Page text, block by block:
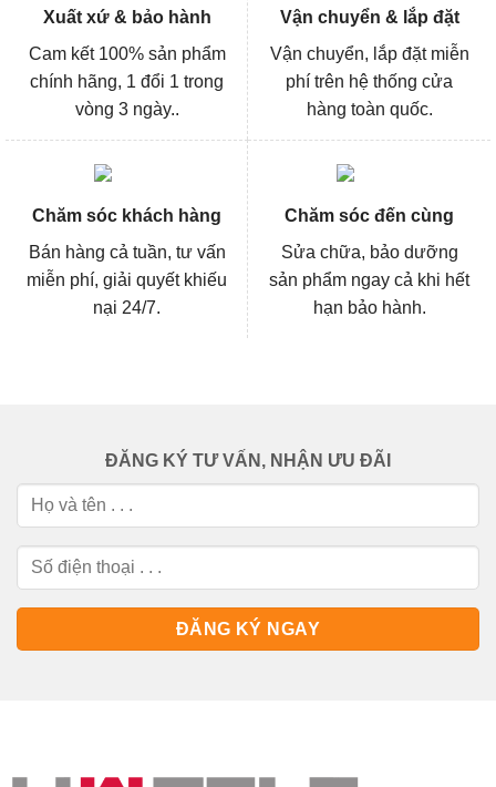
Xuất xứ & bảo hành
Cam kết 100% sản phẩm
chính hãng, 1 đổi 1 trong
vòng 3 ngày..
Vận chuyển & lắp đặt
Vận chuyển, lắp đặt miễn
phí trên hệ thống cửa
hàng toàn quốc.
Chăm sóc khách hàng
Bán hàng cả tuần, tư vấn
miễn phí, giải quyết khiếu
nại 24/7.
Chăm sóc đến cùng
Sửa chữa, bảo dưỡng
sản phẩm ngay cả khi hết
hạn bảo hành.
ĐĂNG KÝ TƯ VẤN, NHẬN ƯU ĐÃI